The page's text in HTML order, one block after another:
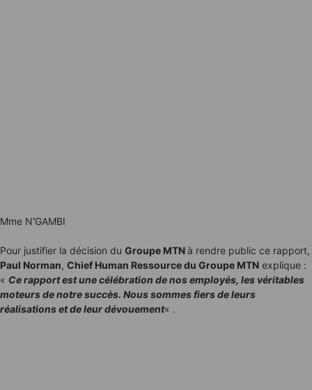
Mme N‘GAMBI
Pour justifier la décision du Groupe MTNà rendre public ce rapport,
Paul Norman, Chief Human Ressource du Groupe MTN explique :
« Ce rapport est une célébration de nos employés, les véritables
moteurs de notre succès. Nous sommes fiers de leurs
réalisations et de leur dévouement« .